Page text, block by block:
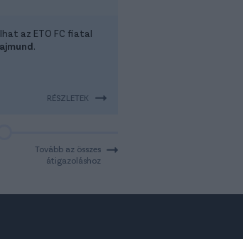
az ETO FC fiatal
.
RÉSZLETEK
Tovább az összes
átigazoláshoz